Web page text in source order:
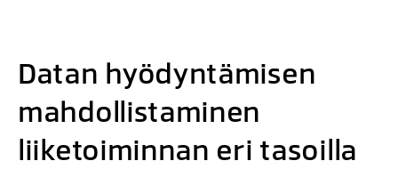
Datan hyödyntämisen
mahdollistaminen
liiketoiminnan eri tasoilla